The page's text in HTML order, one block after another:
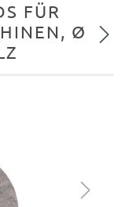
FÜR
Ø